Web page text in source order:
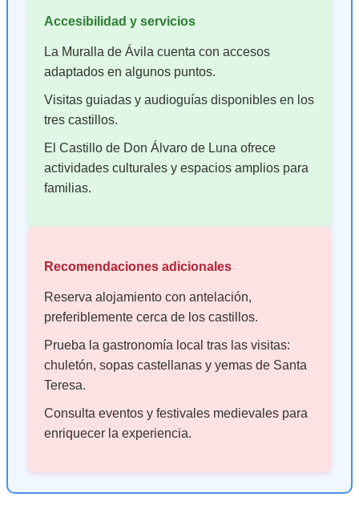
Accesibilidad y servicios
La Muralla de Ávila cuenta con accesos
adaptados en algunos puntos.
Visitas guiadas y audioguías disponibles en los
tres castillos.
El Castillo de Don Álvaro de Luna ofrece
actividades culturales y espacios amplios para
familias.
Recomendaciones adicionales
Reserva alojamiento con antelación,
preferiblemente cerca de los castillos.
Prueba la gastronomía local tras las visitas:
chuletón, sopas castellanas y yemas de Santa
Teresa.
Consulta eventos y festivales medievales para
enriquecer la experiencia.